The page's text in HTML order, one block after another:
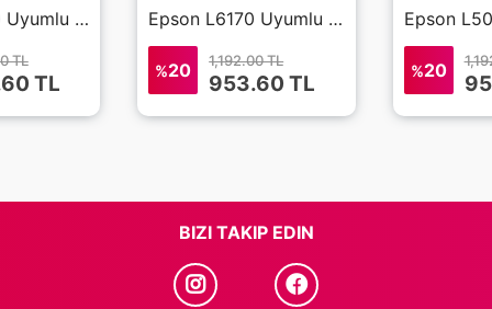
Epson L6190 Uyumlu Gıda Mürekkebi 4x100
TL
TL
Epson L6170 Uyumlu Gıda Mürekkebi 4x100
%20 1,192.00 TL
953.60 TL
%20
BIZI TAKIP EDIN